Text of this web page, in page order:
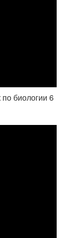
биологии 6